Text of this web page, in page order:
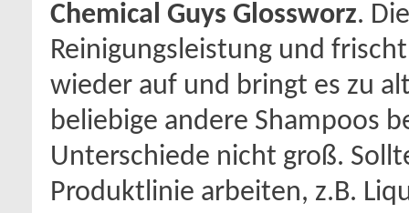
Chemical Guys Glossworz.
Reinigungsleistung und
wieder auf und bringt es zu
beliebige andere Shampoos
Unterschiede nicht groß.
Produktlinie arbeiten, z.B.